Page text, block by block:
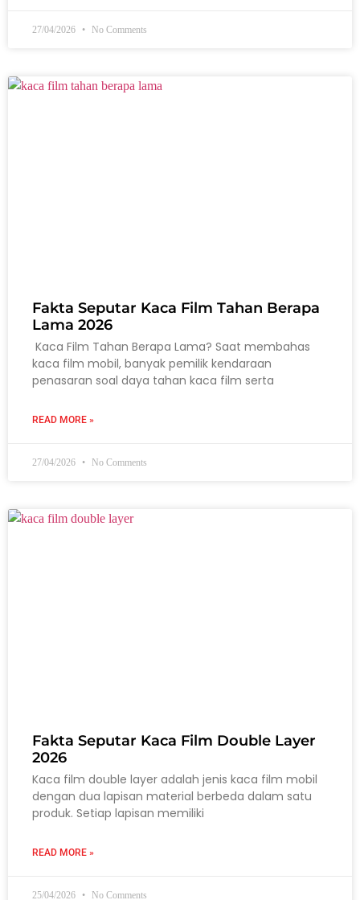
27/04/2026 No Comments
Fakta Seputar Kaca Film Tahan Berapa
Lama 2026
Kaca Film Tahan Berapa Lama? Saat membahas
kaca film mobil, banyak pemilik kendaraan
penasaran soal daya tahan kaca film serta
READ MORE »
27/04/2026 No Comments
Fakta Seputar Kaca Film Double Layer
2026
Kaca film double layer adalah jenis kaca film mobil
dengan dua lapisan material berbeda dalam satu
produk. Setiap lapisan memiliki
READ MORE »
25/04/2026 No Comments